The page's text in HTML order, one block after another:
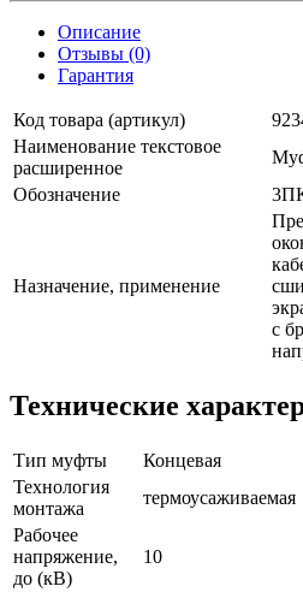
Описание
Отзывы (0)
Гарантия
Код товара (артикул)
Наименование текстовое
расширенное
Обозначение
Назначение, применение
с
Технические
Тип муфты
Концевая
Технология
монтажа
термоусаживаемая
Рабочее
напряжение,
до (кВ)
10